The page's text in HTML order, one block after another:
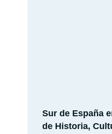
Sur de España
de Historia,